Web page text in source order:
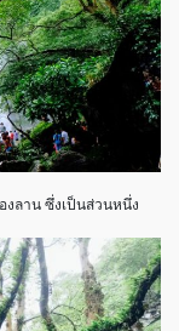
งลาน ซึ่งเป็นส่วนหนึ่ง